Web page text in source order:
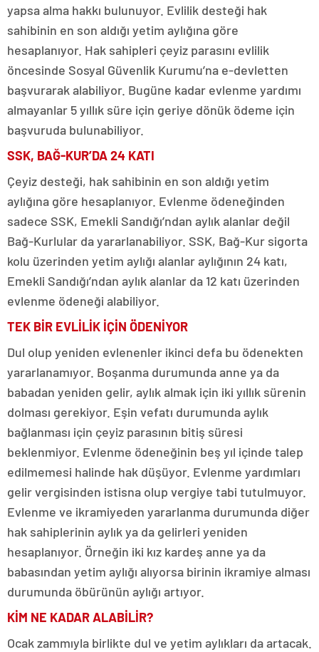
yapsa alma hakkı bulunuyor. Evlilik desteği hak
sahibinin en son aldığı yetim aylığına göre
hesaplanıyor. Hak sahipleri çeyiz parasını evlilik
öncesinde Sosyal Güvenlik Kurumu’na e-devletten
başvurarak alabiliyor. Bugüne kadar evlenme yardımı
almayanlar 5 yıllık süre için geriye dönük ödeme için
başvuruda bulunabiliyor.
SSK, BAĞ-KUR’DA 24 KATI
Çeyiz desteği, hak sahibinin en son aldığı yetim
aylığına göre hesaplanıyor. Evlenme ödeneğinden
sadece SSK, Emekli Sandığı’ndan aylık alanlar değil
Bağ-Kurlular da yararlanabiliyor. SSK, Bağ-Kur sigorta
kolu üzerinden yetim aylığı alanlar aylığının 24 katı,
Emekli Sandığı’ndan aylık alanlar da 12 katı üzerinden
evlenme ödeneği alabiliyor.
TEK BİR EVLİLİK İÇİN ÖDENİYOR
Dul olup yeniden evlenenler ikinci defa bu ödenekten
yararlanamıyor. Boşanma durumunda anne ya da
babadan yeniden gelir, aylık almak için iki yıllık sürenin
dolması gerekiyor. Eşin vefatı durumunda aylık
bağlanması için çeyiz parasının bitiş süresi
beklenmiyor. Evlenme ödeneğinin beş yıl içinde talep
edilmemesi halinde hak düşüyor. Evlenme yardımları
gelir vergisinden istisna olup vergiye tabi tutulmuyor.
Evlenme ve ikramiyeden yararlanma durumunda diğer
hak sahiplerinin aylık ya da gelirleri yeniden
hesaplanıyor. Örneğin iki kız kardeş anne ya da
babasından yetim aylığı alıyorsa birinin ikramiye alması
durumunda öbürünün aylığı artıyor.
KİM NE KADAR ALABİLİR?
Ocak zammıyla birlikte dul ve yetim aylıkları da artacak.